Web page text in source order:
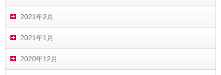
2021年2月
2021年1月
2020年12月